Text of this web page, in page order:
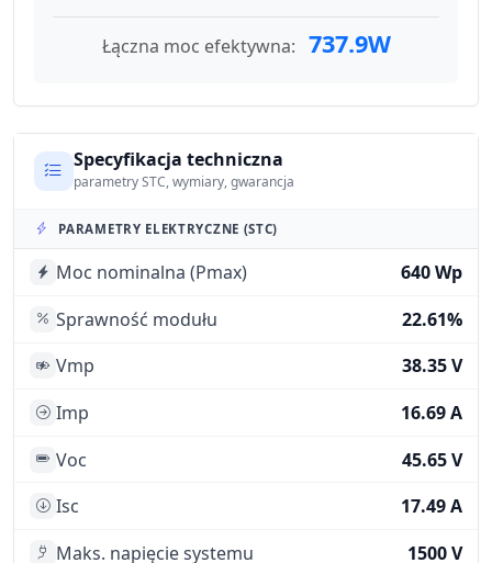
Łączna moc efektywna: 737.9W
Specyfikacja techniczna
parametry STC, wymiary, gwarancja
PARAMETRY ELEKTRYCZNE (STC)
Moc nominalna (Pmax)
640 Wp
Sprawność modułu
22.61%
Vmp
38.35 V
Imp
16.69 A
Voc
45.65 V
Isc
17.49 A
Maks. napięcie systemu
1500 V